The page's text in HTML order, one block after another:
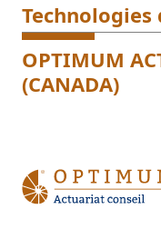
OPTIMUM
(CANADA)